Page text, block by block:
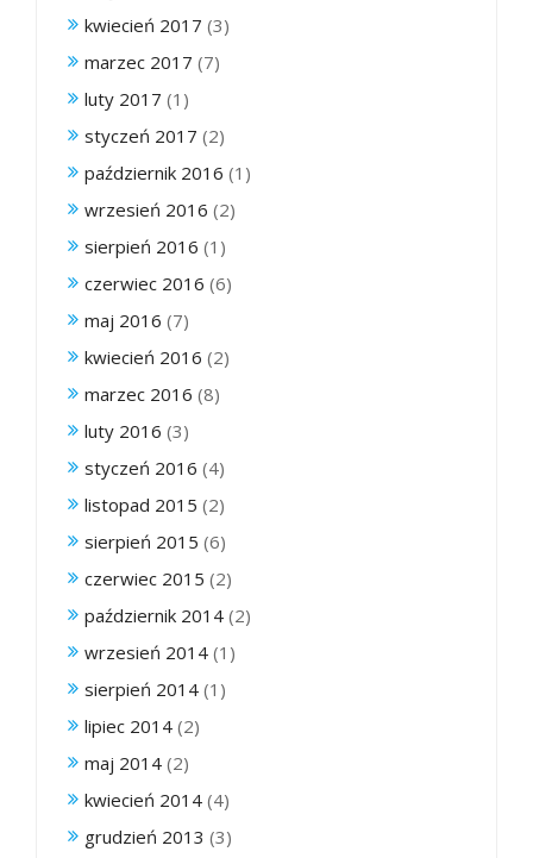
kwiecień 2017 (3)
marzec 2017 (7)
luty 2017 (1)
styczeń 2017 (2)
październik 2016 (1)
wrzesień 2016 (2)
sierpień 2016 (1)
czerwiec 2016 (6)
maj 2016 (7)
kwiecień 2016 (2)
marzec 2016 (8)
luty 2016 (3)
styczeń 2016 (4)
listopad 2015 (2)
sierpień 2015 (6)
czerwiec 2015 (2)
październik 2014 (2)
wrzesień 2014 (1)
sierpień 2014 (1)
lipiec 2014 (2)
maj 2014 (2)
kwiecień 2014 (4)
grudzień 2013 (3)